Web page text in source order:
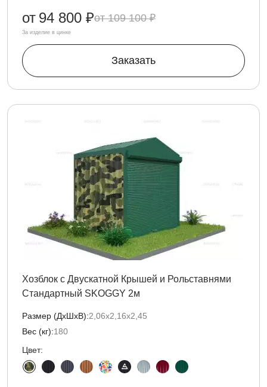
109 100 ₽
от 94 800 ₽
За изделие в цинке
Заказать
Хозблок с Двускатной Крышей и Рольставнями
Стандартный SKOGGY 2м
Размер (ДxШxВ):2,06х2,16х2,45
Вес (кг):180
Цвет: